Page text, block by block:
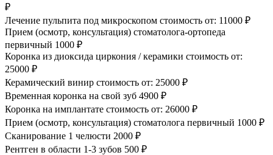
₽
Лечение пульпита под микроскопом стоимость от: 11000 ₽
Прием (осмотр, консультация) стоматолога-ортопеда
первичный 1000 ₽
Коронка из диоксида циркония / керамики стоимость от:
25000 ₽
Керамический винир стоимость от: 25000 ₽
Временная коронка на свой зуб 4900 ₽
Коронка на имплантате стоимость от: 26000 ₽
Прием (осмотр, консультация) стоматолога первичный 1000 ₽
Сканирование 1 челюсти 2000 ₽
Рентген в области 1-3 зубов 500 ₽